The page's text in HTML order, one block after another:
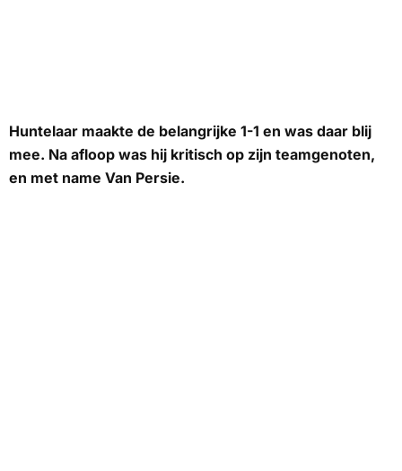
Huntelaar maakte de belangrijke 1-1 en was daar blij
mee. Na afloop was hij kritisch op zijn teamgenoten,
en met name Van Persie.